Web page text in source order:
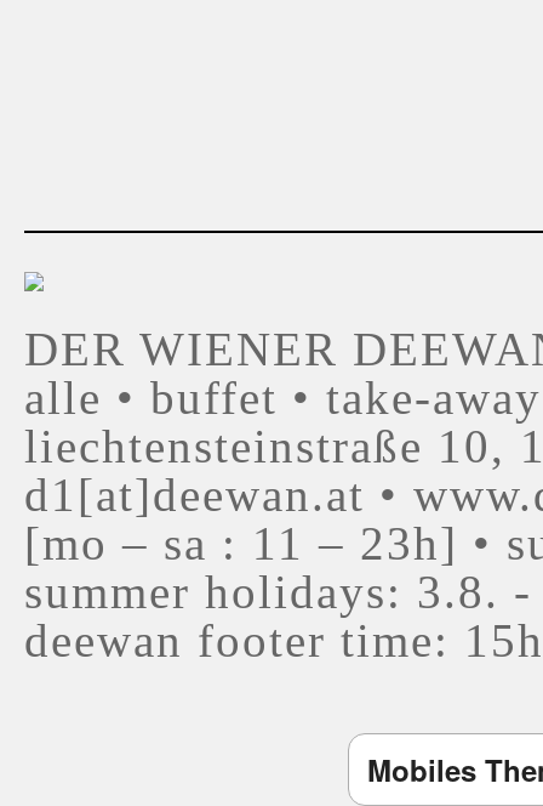
DER WIENER
alle • buffet • take-
liechtensteinstraße 10,
d1[at]deewan.at •
[mo – sa : 11 – 23h] •
summer holidays: 3.8.
deewan footer time:
Mobiles